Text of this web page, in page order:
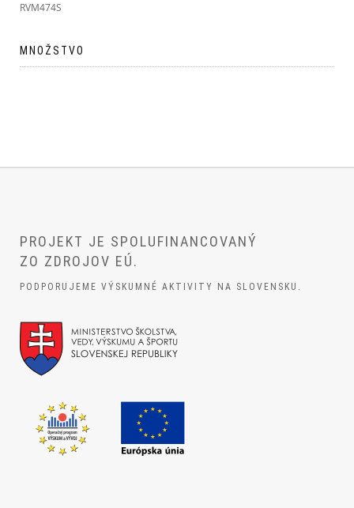
RVM474S
MNOŽSTVO
PROJEKT JE SPOLUFINANCOVANÝ
ZO ZDROJOV EÚ.
PODPORUJEME VÝSKUMNÉ AKTIVITY NA SLOVENSKU.